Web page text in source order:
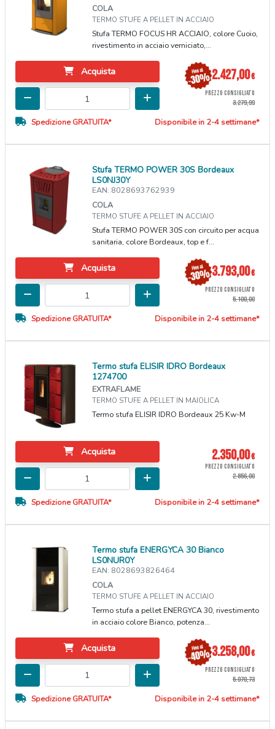
COLA
TERMO STUFE A PELLET IN ACCIAIO
Stufa TERMO FOCUS HR ACCIAIO, colore Cuoio,
rivestimento in acciaio verniciato,...
Acquista 2.427,00€
PREZZO CONSIGLIATO
3.279,99
Spedizione GRATUITA* Disponibile in 2-4 settimane*
Stufa TERMO POWER 30S Bordeaux
LS0NJ30Y
EAN: 8028693762939
COLA
TERMO STUFE A PELLET IN ACCIAIO
Stufa TERMO POWER 30S con circuito per acqua
sanitaria, colore Bordeaux, top e f...
Acquista 3.793,00€
PREZZO CONSIGLIATO
5.100,00
Spedizione GRATUITA* Disponibile in 2-4 settimane*
Termo stufa ELISIR IDRO Bordeaux
1274700
EXTRAFLAME
TERMO STUFE A PELLET IN MAIOLICA
Termo stufa ELISIR IDRO Bordeaux 25 Kw-M
Acquista 2.350,00€
PREZZO CONSIGLIATO
2.856,00
Spedizione GRATUITA* Disponibile in 2-4 settimane*
Termo stufa ENERGYCA 30 Bianco
LS0NUR0Y
EAN: 8028693826464
COLA
TERMO STUFE A PELLET IN ACCIAIO
Termo stufa a pellet ENERGYCA 30, rivestimento
in acciaio colore Bianco, potenza...
Acquista 3.258,00€
PREZZO CONSIGLIATO
5.070,73
Spedizione GRATUITA* Disponibile in 2-4 settimane*